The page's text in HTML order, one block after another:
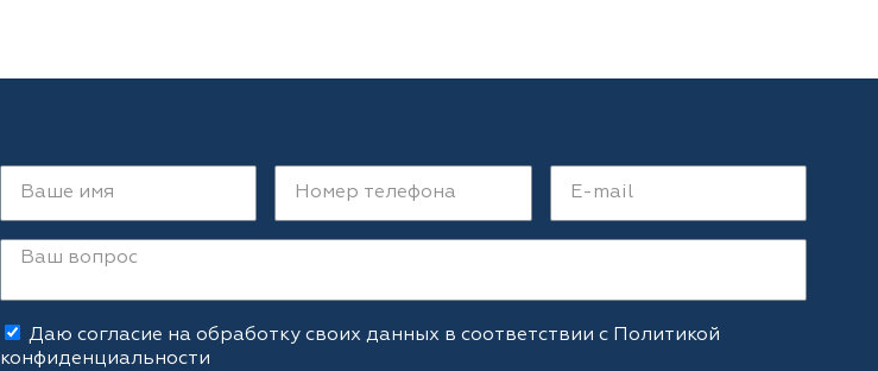
Даю согласие на обработку своих данных в соответствии с
Политикой
конфиденциальности